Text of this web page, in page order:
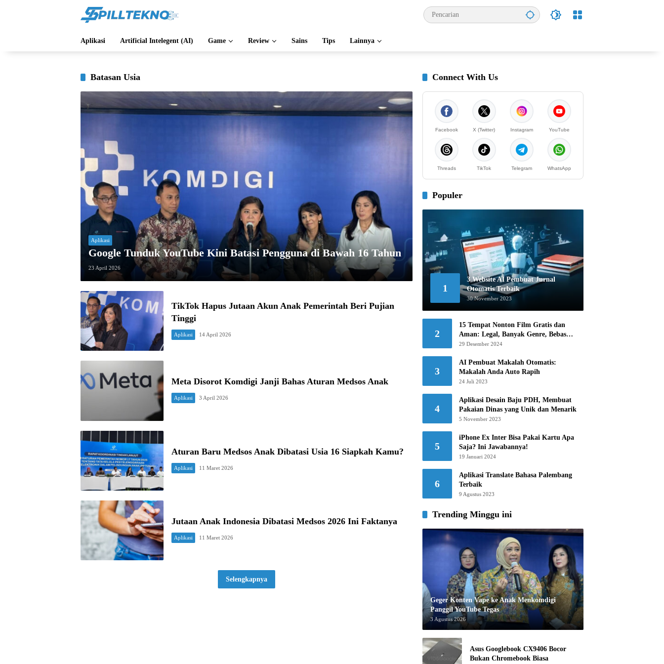
Aplikasi Artificial Intelegent (AI) Game Review Sains Tips Lainnya
Batasan Usia
Aplikasi
Google Tunduk YouTube Kini Batasi Pengguna di Bawah 16 Tahun
23 April 2026
TikTok Hapus Jutaan Akun Anak Pemerintah Beri Pujian
Tinggi
Aplikasi 14 April 2026
Meta Disorot Komdigi Janji Bahas Aturan Medsos Anak
Aplikasi 3 April 2026
Aturan Baru Medsos Anak Dibatasi Usia 16 Siapkah Kamu?
Aplikasi 11 Maret 2026
Jutaan Anak Indonesia Dibatasi Medsos 2026 Ini Faktanya
Aplikasi 11 Maret 2026
Selengkapnya
Connect With Us
Facebook X (Twitter) Instagram YouTube
Threads TikTok Telegram WhatsApp
Populer
1
3 Website AI Pembuat Jurnal
Otomatis Terbaik
30 November 2023
2
15 Tempat Nonton Film Gratis dan
Aman: Legal, Banyak Genre, Bebas
Khawatir!
29 Desember 2024
3
AI Pembuat Makalah Otomatis:
Makalah Anda Auto Rapih
24 Juli 2023
4
Aplikasi Desain Baju PDH, Membuat
Pakaian Dinas yang Unik dan Menarik
5 November 2023
5
iPhone Ex Inter Bisa Pakai Kartu Apa
Saja? Ini Jawabannya!
19 Januari 2024
6
Aplikasi Translate Bahasa Palembang
Terbaik
9 Agustus 2023
Trending Minggu ini
Geger Konten Vape ke Anak Menkomdigi
Panggil YouTube Tegas
3 Agustus 2026
Asus Googlebook CX9406 Bocor
Bukan Chromebook Biasa